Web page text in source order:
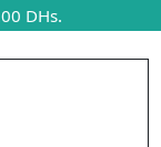
DHs.